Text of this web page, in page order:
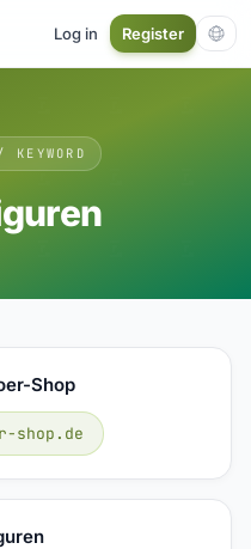
Log in Register
KEYWORD
Shop
shop.de